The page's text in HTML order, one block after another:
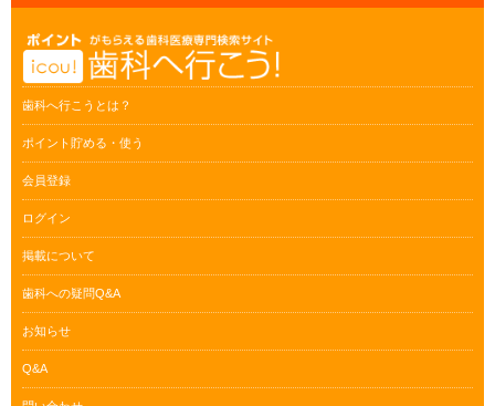
歯科へ行こうとは？
ポイント貯める・使う
会員登録
ログイン
掲載について
歯科への疑問Q&A
お知らせ
Q&A